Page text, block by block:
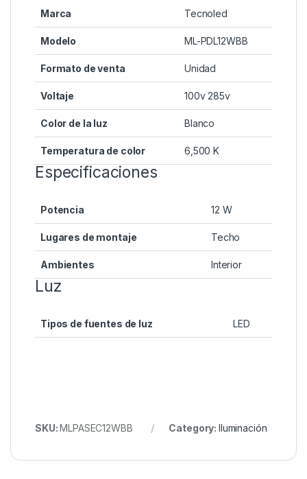
Marca Tecnoled
Modelo ML-PDL12WBB
Formato de venta Unidad
Voltaje 100v 285v
Color de la luz Blanco
Temperatura de color 6,500 K
Especificaciones
Potencia 12 W
Lugares de montaje Techo
Ambientes Interior
Luz
Tipos de fuentes de luz LED
SKU:MLPASEC12WBB Category: Iluminación